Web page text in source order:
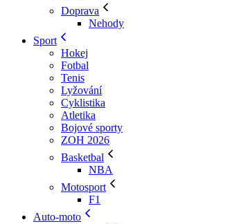
Doprava
Nehody
Sport
Hokej
Fotbal
Tenis
Lyžování
Cyklistika
Atletika
Bojové sporty
ZOH 2026
Basketbal
NBA
Motosport
F1
Auto-moto